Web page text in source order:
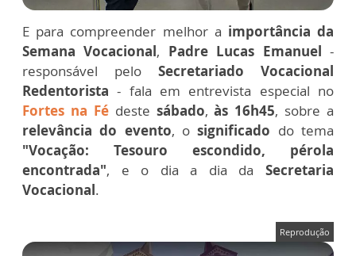
E para compreender melhor a importância da
Semana Vocacional, Padre Lucas Emanuel -
responsável pelo Secretariado Vocacional
Redentorista - fala em entrevista especial no
Fortes na Fédeste sábado,às 16h45, sobre a
relevância do evento, osignificado do tema
"Vocação: Tesouro escondido, pérola
encontrada", e o dia a dia da Secretaria
Vocacional.
Reprodução